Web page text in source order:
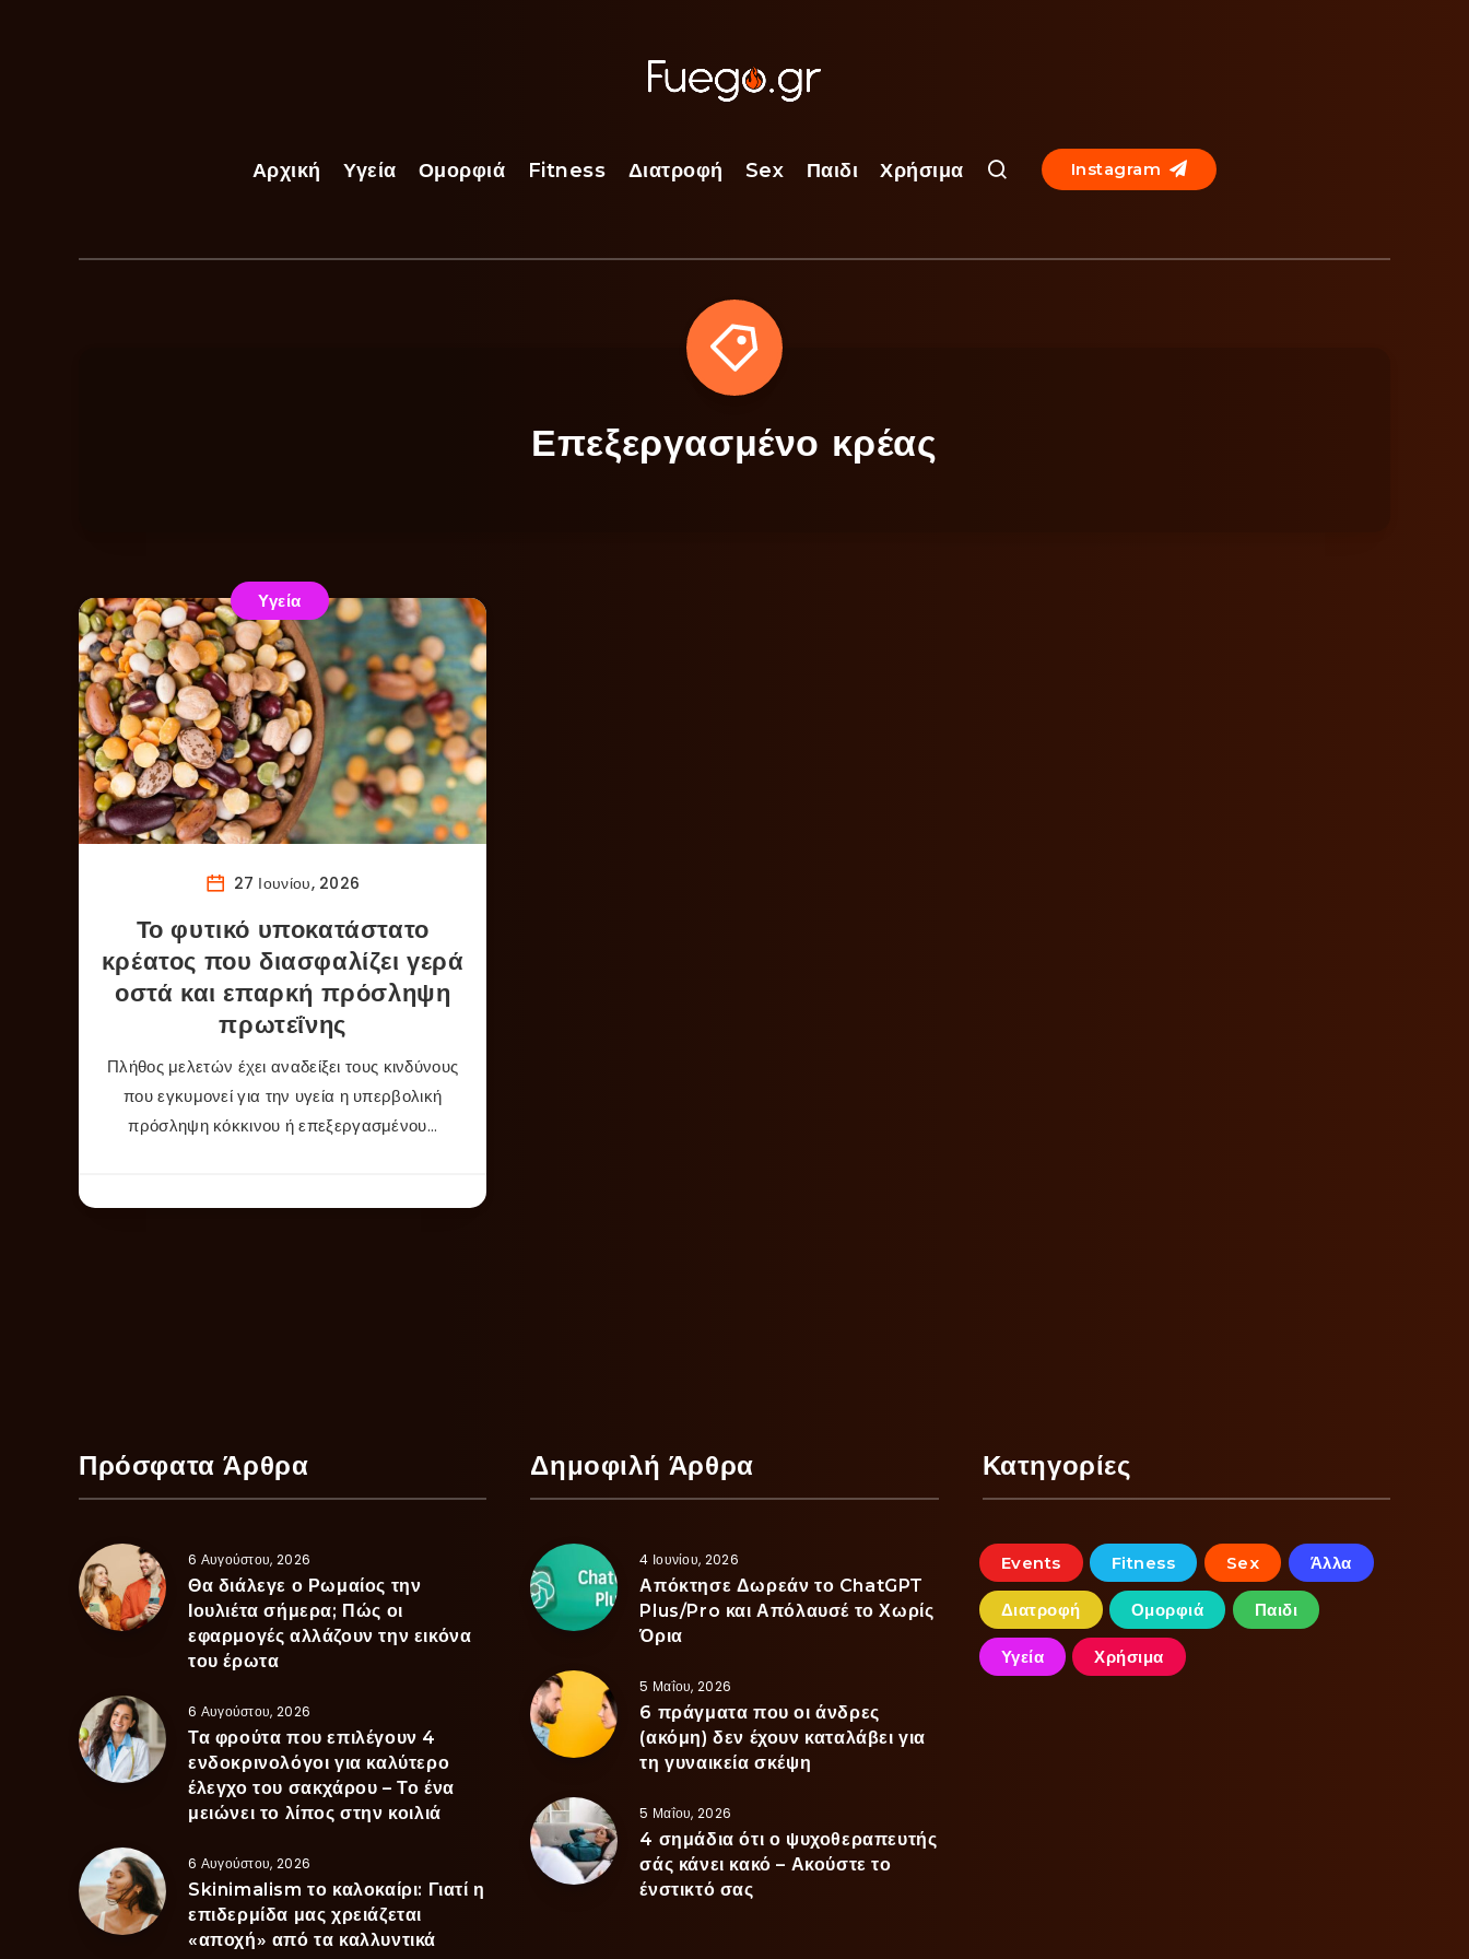
Αρχική Υγεία Ομορφιά Fitness Διατροφή Sex Παιδι Χρήσιμα Instagram
Επεξεργασμένο κρέας
Υγεία
27 Ιουνίου, 2026
Το φυτικό υποκατάστατο
κρέατος που διασφαλίζει γερά
οστά και επαρκή πρόσληψη
πρωτεΐνης
Πλήθος μελετών έχει αναδείξει τους κινδύνους
που εγκυμονεί για την υγεία η υπερβολική
πρόσληψη κόκκινου ή επεξεργασμένου…
Πρόσφατα Άρθρα
6 Αυγούστου, 2026
Θα διάλεγε ο Ρωμαίος την
Ιουλιέτα σήμερα; Πώς οι
εφαρμογές αλλάζουν την εικόνα
του έρωτα
6 Αυγούστου, 2026
Τα φρούτα που επιλέγουν 4
ενδοκρινολόγοι για καλύτερο
έλεγχο του σακχάρου – Το ένα
μειώνει το λίπος στην κοιλιά
6 Αυγούστου, 2026
Skinimalism το καλοκαίρι: Γιατί η
επιδερμίδα μας χρειάζεται
«αποχή» από τα καλλυντικά
Δημοφιλή Άρθρα
4 Ιουνίου, 2026
Απόκτησε Δωρεάν το ChatGPT
Plus/Pro και Απόλαυσέ το Χωρίς
Όρια
5 Μαΐου, 2026
6 πράγματα που οι άνδρες
(ακόμη) δεν έχουν καταλάβει για
τη γυναικεία σκέψη
5 Μαΐου, 2026
4 σημάδια ότι ο ψυχοθεραπευτής
σάς κάνει κακό – Ακούστε το
ένστικτό σας
Κατηγορίες
Events Fitness Sex Άλλα
Διατροφή Ομορφιά Παιδι
Υγεία Χρήσιμα